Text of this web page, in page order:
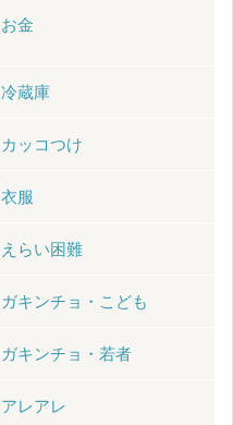
お金
冷蔵庫
カッコつけ
衣服
えらい困難
ガキンチョ・こども
ガキンチョ・若者
アレアレ